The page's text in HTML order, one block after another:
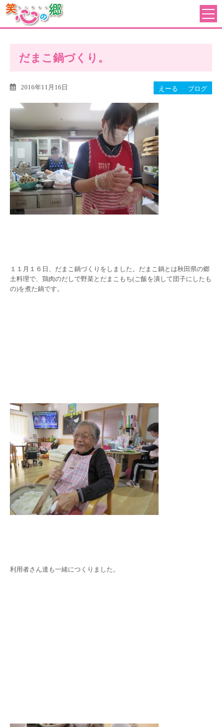
だまこ鍋づくり。
2016年11月16日 えーる ブログ
１１月１６日、だまこ鍋づくりをしました。だまこ鍋とは秋田県の郷
土料理で、鶏肉のだしで野菜とだまこもち(ご飯を潰して団子にしたも
の)を煮た鍋です。
利用者さん達も一緒につくりました。